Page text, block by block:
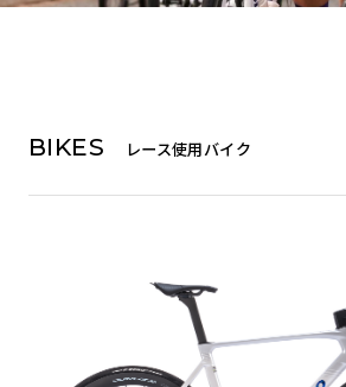
BIKES レース使用バイク